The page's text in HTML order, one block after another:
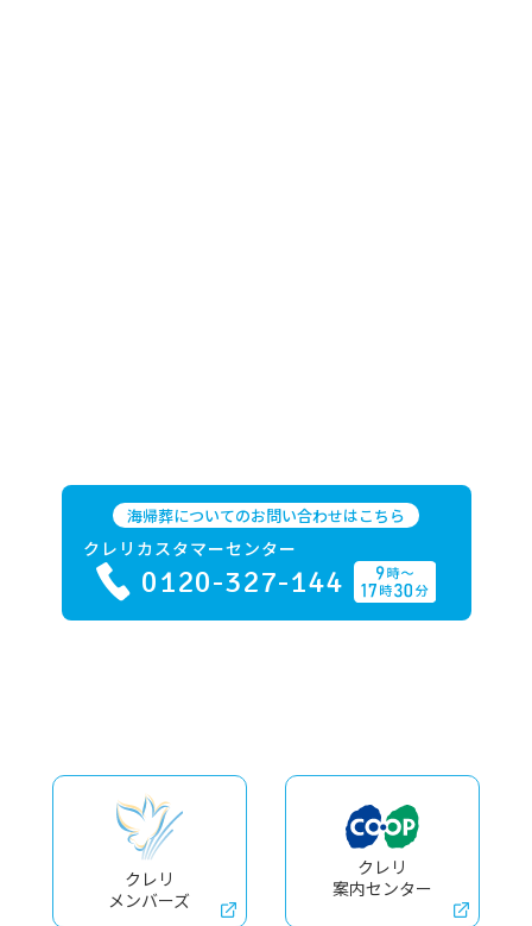
海帰葬についてのお問い合わせはこちら
クレリカスタマーセンター
0120-327-144
クレリ
メンバーズ
クレリ
案内センター